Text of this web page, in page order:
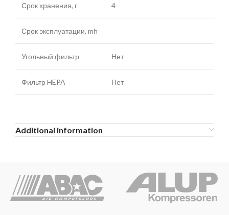
Срок хранения, г 4
Срок эксплуатации, mh
Угольный фильтр Нет
Фильтр HEPA Нет
Additional information